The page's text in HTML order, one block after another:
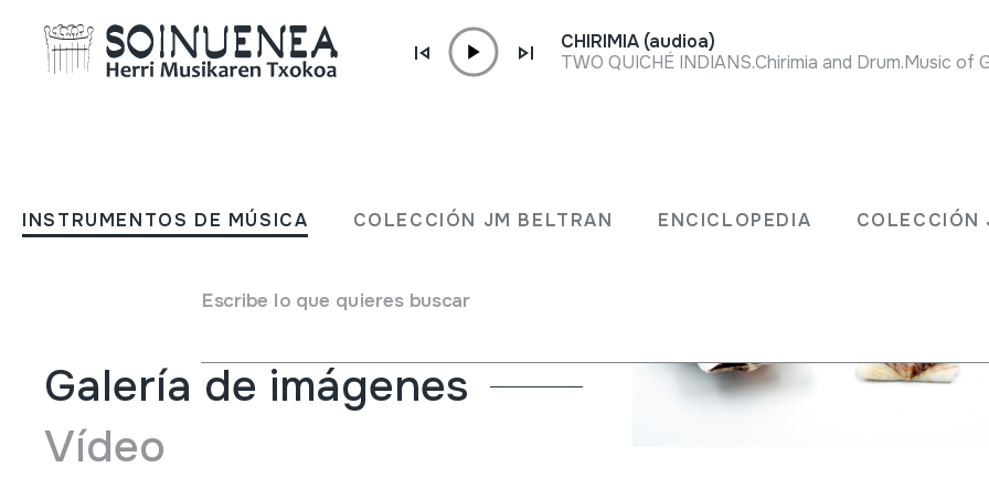
INSTRUMENTOS DE MÚSICA COLECCIÓN JM BELTRAN ENCICLOPEDIA COLECCIÓN
Escribe lo que quieres buscar
CHIRIMIA (audioa)
TWO QUICHÉ INDIANS.Chirimia and Drum.Music
CUNCHAS
Tipo de Instrumento de música Idiófonos->Frotados / friccionados
Galería de imágenes
Vídeo